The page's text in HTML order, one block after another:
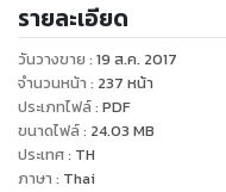
5.อย่าเสียเวลากับงานบางงาน
6.ทุกความคิดเห็นมีคุณค่า
7.จำนวนชั่วโมงการทำงาน
8.สถานที่ที่ควรให้ความสำคั
9.จุดยืนของการบริการ
10.การจัดการที่ทำให้องค์กร
รายละเอียด
วันวางขาย : 19 ส.ค. 2017
จำนวนหน้า : 237 หน้า
ประเภทไฟล์: PDF
ขนาดไฟล์: 24.03 MB
ประเทศ: TH
ภาษา : Thai